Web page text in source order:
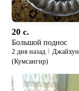
20 c.
Большой поднос
2 дня назад
Джайхун
(Кумсангир)